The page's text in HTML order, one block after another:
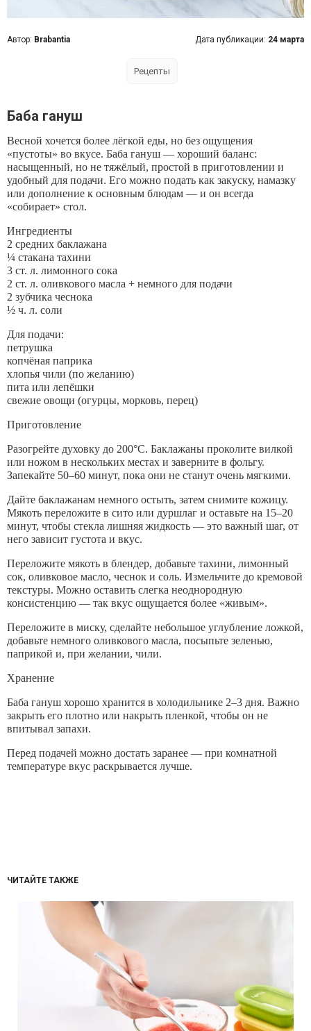
Баба гануш
Весной хочется более лёгкой еды, но без ощущения
«пустоты» во вкусе. Баба гануш — хороший баланс:
насыщенный, но не тяжёлый, простой в приготовлении и
удобный для подачи. Его можно подать как закуску, намазку
или дополнение к основным блюдам — и он всегда
«собирает» стол.
Ингредиенты
2 средних баклажана
¼ стакана тахини
3 ст. л. лимонного сока
2 ст. л. оливкового масла + немного для подачи
2 зубчика чеснока
½ ч. л. соли
Для подачи:
петрушка
копчёная паприка
хлопья чили (по желанию)
пита или лепёшки
свежие овощи (огурцы, морковь, перец)
Приготовление
Разогрейте духовку до 200°C. Баклажаны проколите вилкой
или ножом в нескольких местах и заверните в фольгу.
Запекайте 50–60 минут, пока они не станут очень мягкими.
Дайте баклажанам немного остыть, затем снимите кожицу.
Мякоть переложите в сито или дуршлаг и оставьте на 15–20
минут, чтобы стекла лишняя жидкость — это важный шаг, от
него зависит густота и вкус.
Переложите мякоть в блендер, добавьте тахини, лимонный
сок, оливковое масло, чеснок и соль. Измельчите до кремовой
текстуры. Можно оставить слегка неоднородную
консистенцию — так вкус ощущается более «живым».
Переложите в миску, сделайте небольшое углубление ложкой,
добавьте немного оливкового масла, посыпьте зеленью,
паприкой и, при желании, чили.
Хранение
Баба гануш хорошо хранится в холодильнике 2–3 дня. Важно
закрыть его плотно или накрыть пленкой, чтобы он не
впитывал запахи.
Перед подачей можно достать заранее — при комнатной
температуре вкус раскрывается лучше.
Автор: Brabantia Дата публикации: 24 марта
Рецепты
ЧИТАЙТЕ ТАКЖЕ